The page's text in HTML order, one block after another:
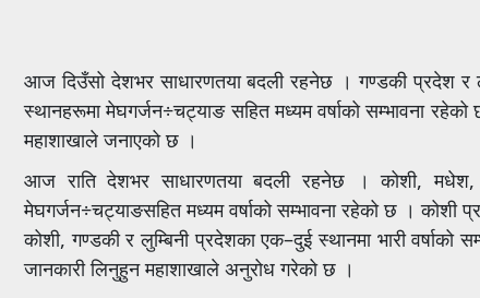
आज दिउँसो देशभर साधारणतया बदली रहनेछ । गण्डकी प्रदेश र
स्थानहरूमा मेघगर्जन÷चट्याङ सहित मध्यम वर्षाको सम्भावना
महाशाखाले जनाएको छ ।
आज राति देशभर साधारणतया बदली रहनेछ । कोशी, मधेश,
मेघगर्जन÷चट्याङसहित मध्यम वर्षाको सम्भावना रहेको छ । कोशी
कोशी, गण्डकी र लुम्बिनी प्रदेशका एक–दुई स्थानमा भारी वर्षाको
जानकारी लिनुहुन महाशाखाले अनुरोध गरेको छ ।